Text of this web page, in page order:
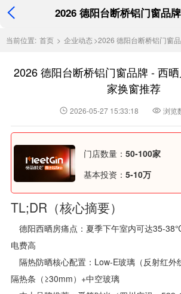
2026 德阳台断桥铝门窗品
当前位置: 首页 > 企业动态 >2026 德阳台断桥铝门窗
2026 德阳台断桥铝门窗品牌 - 西
家换窗推荐
2026-05-27 15:33:18 浏览
门店数量： 50-100家
基本投资： 5-10万
TL;DR（核心摘要）
德阳西晒房痛点：夏季下午室内可达35-
电费高
隔热防晒核心配置：Low-E玻璃（反射红外
隔热条（≥30mm）+中空玻璃